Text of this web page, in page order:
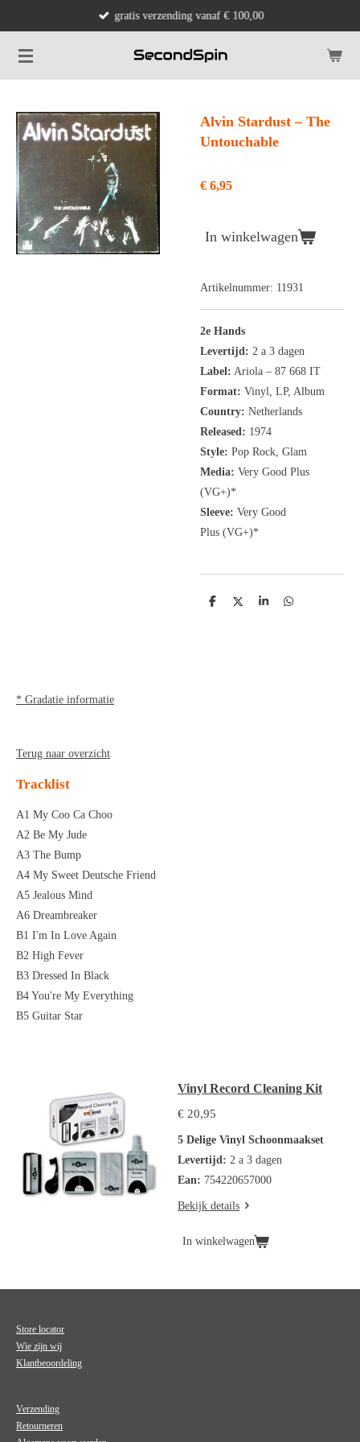
naar
de
gratis verzending vanaf € 100,00
Alvin Stardust ‎– The
Untouchable
€ 6,95
In winkelwagen
Artikelnummer: 11931
2e Hands
Levertijd: 2 a 3 dagen
Label: Ariola ‎– 87 668 IT
Format: Vinyl, LP, Album
Country: Netherlands
Released: 1974
Style: Pop Rock, Glam
Media: Very Good Plus
(VG+)*
Sleeve: Very Good
Plus (VG+)*
D
D
S
D
* Gradatie informatie
Terug naar overzicht
Tracklist
A1 My Coo Ca Choo
A2 Be My Jude
A3 The Bump
A4 My Sweet Deutsche Friend
A5 Jealous Mind
A6 Dreambreaker
B1 I'm In Love Again
B2 High Fever
B3 Dressed In Black
B4 You're My Everything
B5 Guitar Star
Vinyl Record Cleaning Kit
€ 20,95
5 Delige Vinyl Schoonmaakset
Levertijd: 2 a 3 dagen
Ean: 754220657000
Bekijk details
In winkelwagen
Store locator
Wie zijn wij
Klantbeoordeling
Verzending
Retourneren